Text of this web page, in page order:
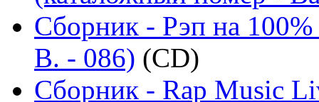
Сборник - Рэп на
B. - 086) (CD)
Сборник - Rap Music